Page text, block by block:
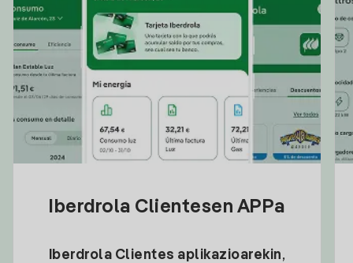
Iberdrola Clientesen APPa
Iberdrola Clientes aplikazioarekin,